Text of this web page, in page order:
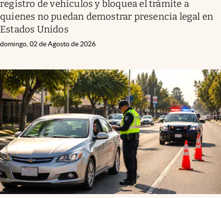
registro de vehículos y bloquea el trámite a
quienes no puedan demostrar presencia legal en
Estados Unidos
domingo, 02 de Agosto de 2026